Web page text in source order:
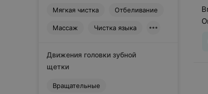
Мягкая чистка Отбеливание
Массаж Чистка языка
Движения головки зубной
щетки
Вращательные